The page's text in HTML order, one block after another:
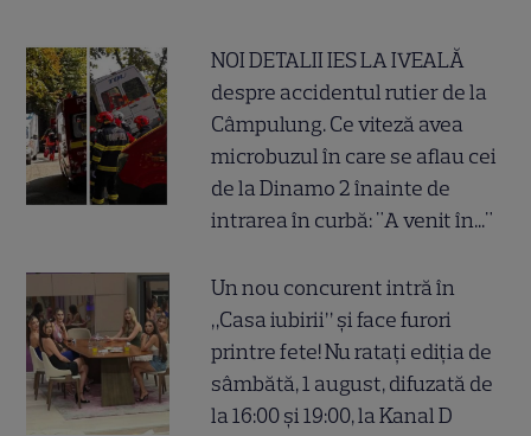
NOI DETALII IES LA IVEALĂ
despre accidentul rutier de la
Câmpulung. Ce viteză avea
microbuzul în care se aflau cei
de la Dinamo 2 înainte de
intrarea în curbă: "A venit în..."
Un nou concurent intră în
„Casa iubirii” și face furori
printre fete! Nu ratați ediția de
sâmbătă, 1 august, difuzată de
la 16:00 și 19:00, la Kanal D